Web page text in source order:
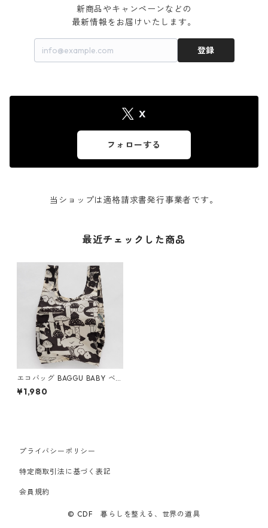
新商品やキャンペーンなどの
最新情報をお届けいたします。
登録
X
フォローする
当ショップは適格請求書発行事業者です。
最近チェックした商品
エコバッグ BAGGU BABY ベ
ビーバグゥ バグー マッシュル
ーム
¥1,980
プライバシーポリシー
特定商取引法に基づく表記
会員規約
© CDF 暮らしを整える、世界の道具